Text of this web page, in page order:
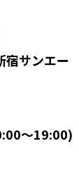
サンエー
〜19:00)